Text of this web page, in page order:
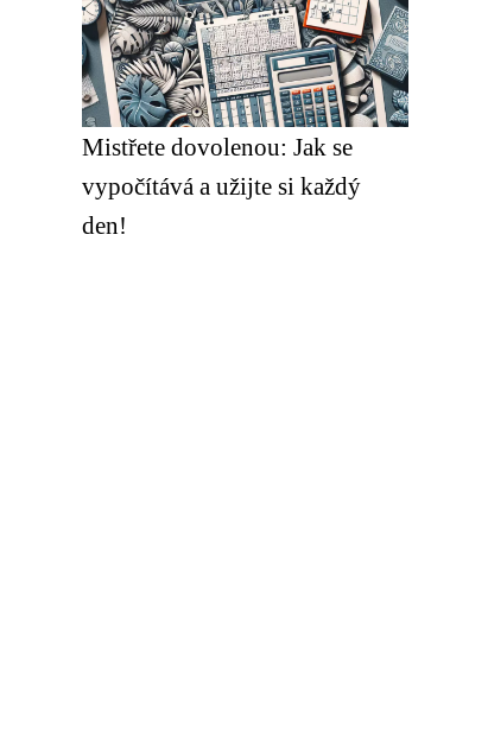
Mistřete dovolenou: Jak se
vypočítává a užijte si každý
den!